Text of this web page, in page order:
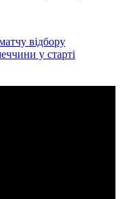
відбору
у старті